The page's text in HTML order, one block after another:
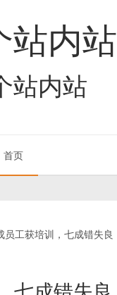
站内站
站内站
首页
工获培训，七成错失良